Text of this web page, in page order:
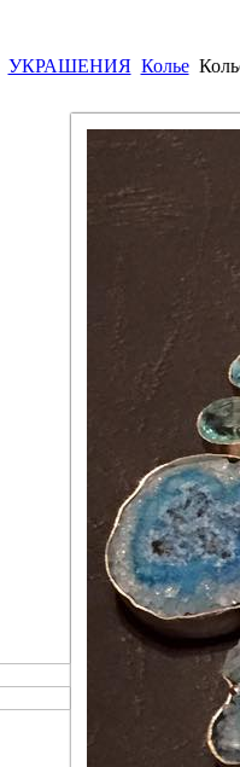
УКРАШЕНИЯ Колье